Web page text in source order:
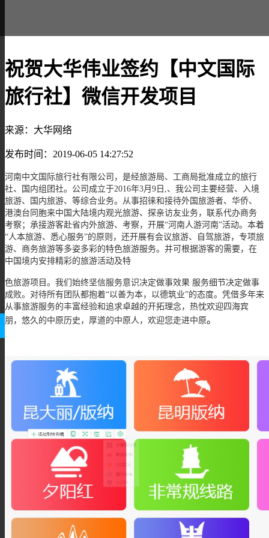
祝贺大华伟业签约【中文国际
旅行社】微信开发项目
来源：大华网络
发布时间：2019-06-05 14:27:52
河南中文国际旅行社有限公司，是经旅游局、工商局批准成立的旅行
社、国内组团社。公司成立于2016年3月9日,、我公司主要经营、入境
旅游、国内旅游、等综合业务。从事招徕和接待外国旅游者、华侨、
港澳台同胞来中国大陆境内观光旅游、探亲访友业务，联系代办商务
考察；承接游客赴省内外旅游、考察，开展“河南人游河南”活动。本着
“人本旅游、悉心服务”的原则，还开展有会议旅游、自驾旅游，专项旅
游、商务旅游等多姿多彩的特色旅游服务。并可根据游客的需要，在
中国境内安排精彩的旅游活动及特
色旅游项目。我们始终坚信服务意识决定做事效果 服务细节决定做事
成败。对待所有团队都抱着“以善为本，以德筑业”的态度。凭借多年来
从事旅游服务的丰富经验和追求卓越的开拓理念，热忱欢迎四海宾
朋，悠久的中原历史，厚道的中原人，欢迎您走进中原。